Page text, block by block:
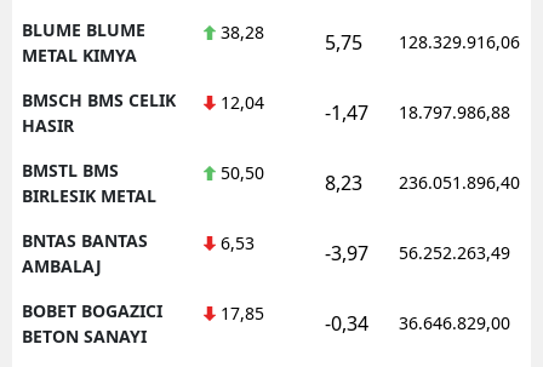
BLUME BLUME
METAL KIMYA
38,28 5,75 128.329.916,06
BMSCH BMS CELIK
HASIR
12,04 -1,47 18.797.986,88
BMSTL BMS
BIRLESIK METAL
50,50 8,23 236.051.896,40
BNTAS BANTAS
AMBALAJ
6,53 -3,97 56.252.263,49
BOBET BOGAZICI
BETON SANAYI
17,85 -0,34 36.646.829,00